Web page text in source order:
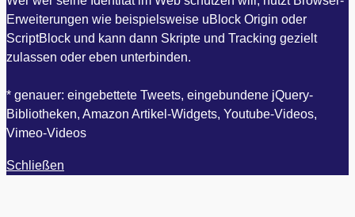
Erweiterungen wie beispielsweise uBlock Origin oder
ScriptBlock und kann dann Skripte und Tracking gezielt
zulassen oder eben unterbinden.
* genauer: eingebettete Tweets, eingebundene jQuery-
Bibliotheken, Amazon Artikel-Widgets, Youtube-Videos,
Vimeo-Videos
Schließen